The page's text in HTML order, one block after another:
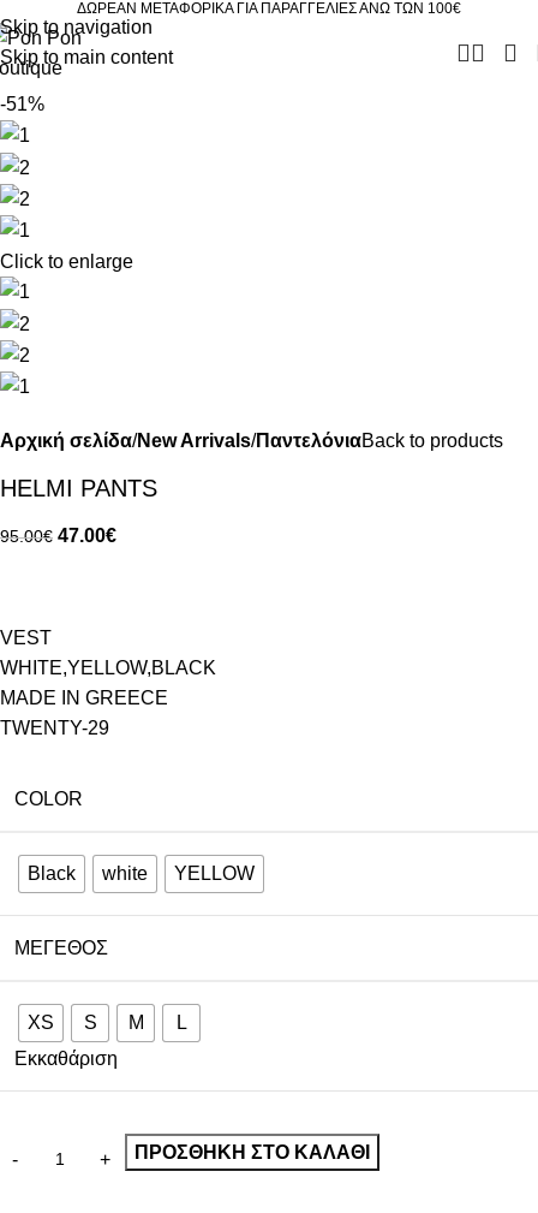
Skip to navigation
Skip to main content
ΔΩΡΕΑΝ ΜΕΤΑΦΟΡΙΚΑ ΓΙΑ ΠΑΡΑΓΓΕΛΙΕΣ ΑΝΩ ΤΩΝ 100€
-51%
Click to enlarge
Αρχική σελίδα New Arrivals ΠαντελόνιαBack to products
HELMI PANTS
95.00€ 47.00€
VEST
WHITE,YELLOW,BLACK
MADE IN GREECE
TWENTY-29
COLOR
Black white YELLOW
ΜΈΓΕΘΟΣ
XS S M
L
Εκκαθάριση
ΠΡΟΣΘΉΚΗ ΣΤΟ ΚΑΛΆΘΙ